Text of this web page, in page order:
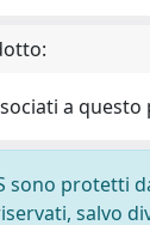
a
sono protetti
salvo